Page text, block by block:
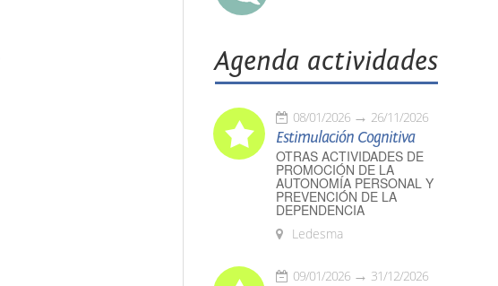
Agenda actividades
08/01/2026 26/11/2026
Estimulación Cognitiva
OTRAS ACTIVIDADES DE
PROMOCIÓN DE LA
AUTONOMÍA PERSONAL Y
PREVENCIÓN DE LA
DEPENDENCIA
Ledesma
09/01/2026 31/12/2026